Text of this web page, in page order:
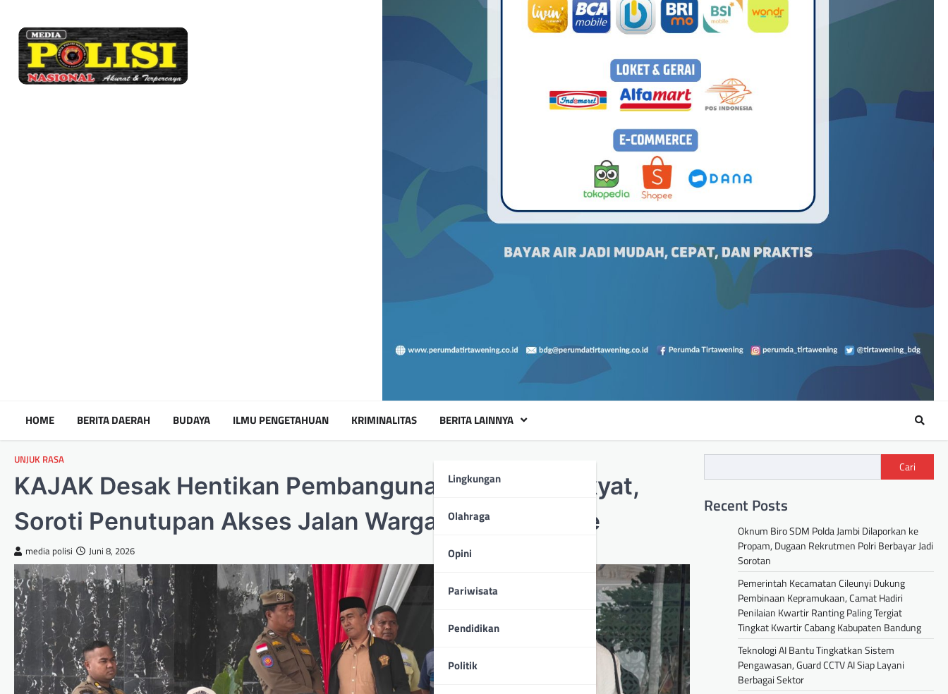
HOME BERITA DAERAH BUDAYA ILMU PENGETAHUAN KRIMINALITAS BERITA LAINNYA
Lingkungan
Olahraga
Opini
Pariwisata
Pendidikan
Politik
UNJUK RASA
KAJAK Desak Hentikan Pembangunan Sekolah Rakyat,
Soroti Penutupan Akses Jalan Warga di Bagan Pete
media polisi Juni 8, 2026
Cari
Recent Posts
Oknum Biro SDM Polda Jambi Dilaporkan ke
Propam, Dugaan Rekrutmen Polri Berbayar Jadi
Sorotan
Pemerintah Kecamatan Cileunyi Dukung
Pembinaan Kepramukaan, Camat Hadiri
Penilaian Kwartir Ranting Paling Tergiat
Tingkat Kwartir Cabang Kabupaten Bandung
Teknologi AI Bantu Tingkatkan Sistem
Pengawasan, Guard CCTV AI Siap Layani
Berbagai Sektor